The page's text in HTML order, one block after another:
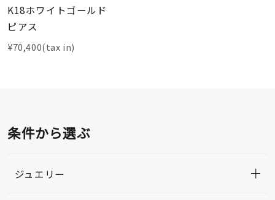
K18ホワイトゴールド
ピアス
¥70,400(tax in)
条件から選ぶ
ジュエリー